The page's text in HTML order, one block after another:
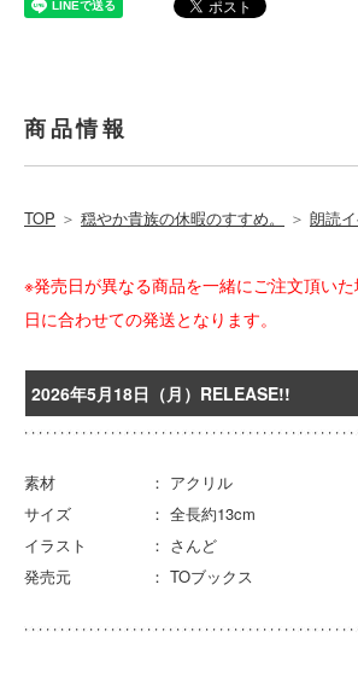
商品情報
TOP ＞ 穏やか貴族の休暇のすすめ。 ＞ 朗読
※発売日が異なる商品を一緒にご注文頂い
日に合わせての発送となります。
2026年5月18日（月）RELEASE!!
素材 ： アクリル
サイズ ： 全長約13cm
イラスト ： さんど
発売元 ： TOブックス